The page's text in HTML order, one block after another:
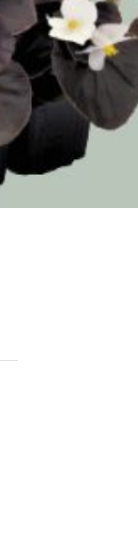
(72)